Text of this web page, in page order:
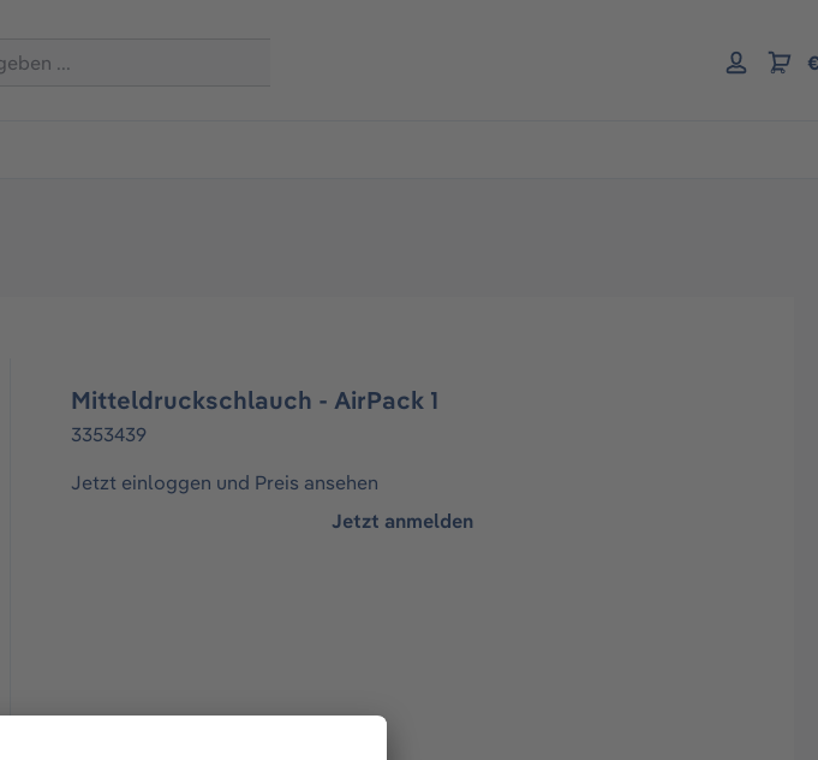
Mitteldruckschlauch - AirPack 1
3353439
Jetzt einloggen und Preis ansehen
Jetzt anmelden